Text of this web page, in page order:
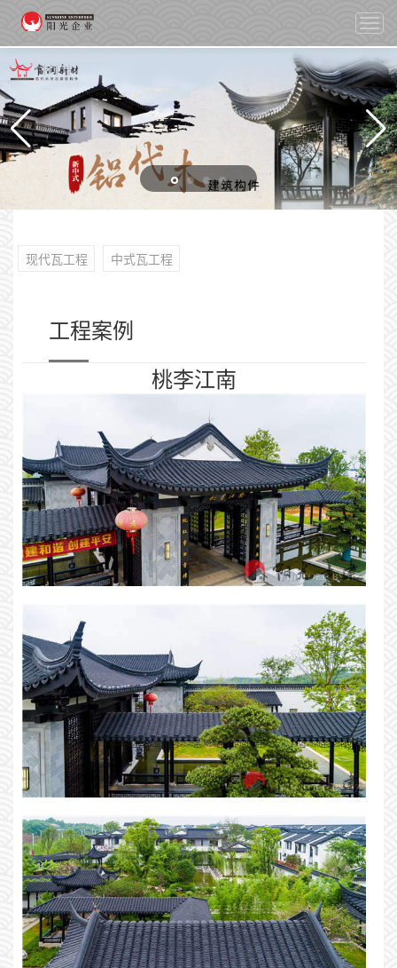
切
换
导
航
现代瓦工程 中式瓦工程
工程案例
桃李江南